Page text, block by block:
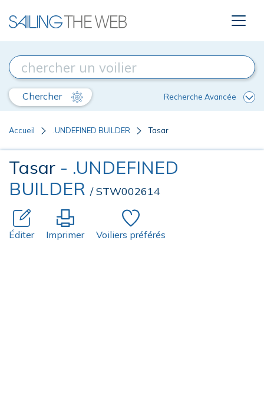
Chercher Recherche Avancée
Accueil .UNDEFINED BUILDER Tasar
Tasar - .UNDEFINED
BUILDER / STW002614
Éditer Imprimer Voiliers préférés